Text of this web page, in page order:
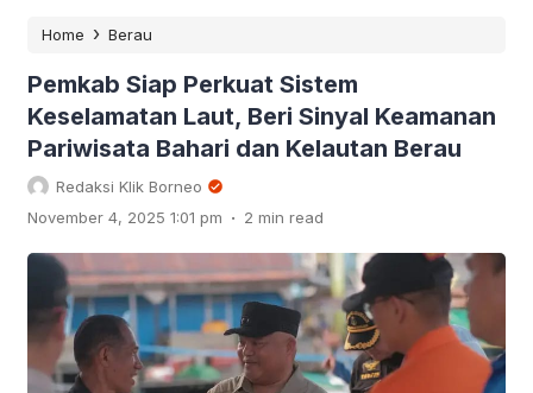
Home › Berau
Pemkab Siap Perkuat Sistem
Keselamatan Laut, Beri Sinyal Keamanan
Pariwisata Bahari dan Kelautan Berau
Redaksi Klik Borneo
November 4, 2025 1:01 pm . 2 min read